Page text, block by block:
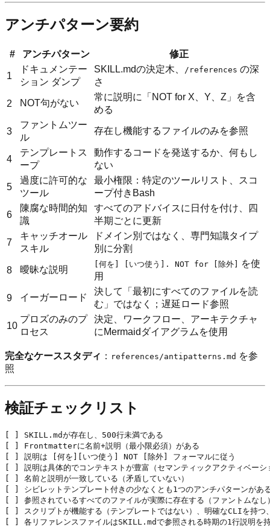
アンチパターン要約
# アンチパターン 修正
1
ドキュメンテー
ション ダンプ
SKILL.mdの決定木、 /references の深
さ
2 NOT句がない
常に説明に「NOT for X、Y、Z」を含
める
3
ファントムツー
ル
存在し機能するファイルのみを参照
4
テンプレートス
ープ
動作するコードを発送するか、何もし
ない
5
過度に許可的な
ツール
最小権限：特定のツールリスト、スコ
ープ付きBash
6
陳腐な時間的知
識
すべてのアドバイスに日付を付け、四
半期ごとに更新
7
キャッチオール
スキル
ドメイン別ではなく、専門知識タイプ
別に分割
8 曖昧な説明
[何を] [いつ使う]. NOT for [除外]
を使
用
9 イーガーロード
決して「最初にすべてのファイルを読
む」ではなく；遅延ロード参照
10
プロズのみのプ
ロセス
決定、ワークフロー、アーキテクチャ
にMermaidダイアグラムを使用
完全なケーススタディ ： references/antipatterns.md を参
照
検証チェックリスト
[ ] SKILL.mdが存在し、500行未満である
[ ] Frontmatterに名前+説明（最小限必須）がある
[ ] 説明は [何を][いつ使う] NOT [除外] フォーマルに従う
[ ] 説明は具体的でコンテキストが豊富（セマンティックアクティベーシ
[ ] 名前と説明が一致している（矛盾していない）
[ ] シビレットテンプレート付きの少なくとも1つのアンチパターンがあ
[ ] 参照されているすべてのファイルが実際に存在する（ファントムなし
[ ] スクリプトが機能する（テンプレートではない）、明確なCLIを持つ
[ ] 各リファレンスファイルはSKILL.mdで参照される時期の1行説明を